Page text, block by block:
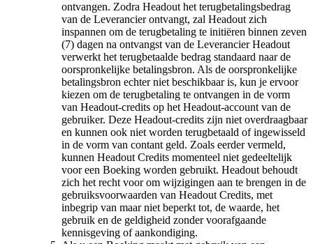
ontvangen. Zodra Headout het terugbetalingsbedrag
van de Leverancier ontvangt, zal Headout zich
inspannen om de terugbetaling te initiëren binnen zeven
(7) dagen na ontvangst van de Leverancier Headout
verwerkt het terugbetaalde bedrag standaard naar de
oorspronkelijke betalingsbron. Als de oorspronkelijke
betalingsbron echter niet beschikbaar is, kun je ervoor
kiezen om de terugbetaling te ontvangen in de vorm
van Headout-credits op het Headout-account van de
gebruiker. Deze Headout-credits zijn niet overdraagbaar
en kunnen ook niet worden terugbetaald of ingewisseld
in de vorm van contant geld. Zoals eerder vermeld,
kunnen Headout Credits momenteel niet gedeeltelijk
voor een Boeking worden gebruikt. Headout behoudt
zich het recht voor om wijzigingen aan te brengen in de
gebruiksvoorwaarden van Headout Credits, met
inbegrip van maar niet beperkt tot, de waarde, het
gebruik en de geldigheid zonder voorafgaande
kennisgeving of aankondiging.